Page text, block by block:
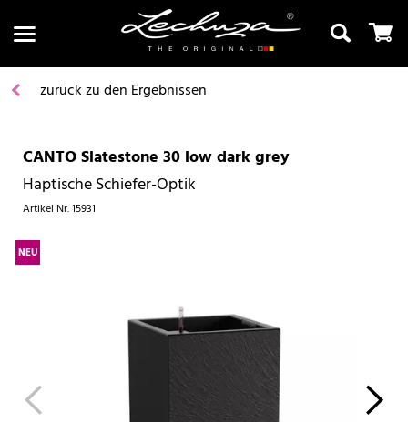
Suchen
zurück zu den Ergebnissen
CANTO Slatestone 30 low dark grey
Haptische Schiefer-Optik
Artikel Nr.15931
NEU